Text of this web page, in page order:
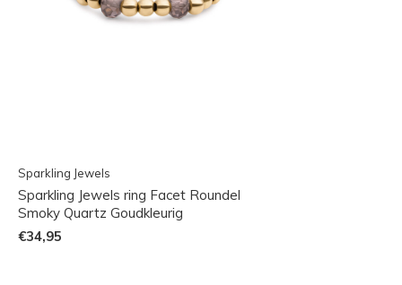
Sparkling Jewels
Sparkling Jewels ring Facet Roundel
Smoky Quartz Goudkleurig
€34,95